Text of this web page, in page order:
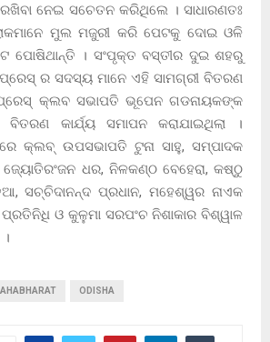
ନେଇ ସଚେତନ କରିଥିଲେ । ସାଧାରଣତଃ
ମୁଲ ମଜୁରୀ କରି ପେଟକୁ ଦୋଇ ଓଳି
ପୋଷିଥାନ୍ତି । ସଂପୃକ୍ତ ବସ୍ତୀର ଦୁଇ ଶହରୁ
ର ସଦସ୍ୟ ମାନେ ଏହି ସାମଗ୍ରୀ ବିତରଣ
କ୍ଲବ ସଭାପତି ଭୂପେନ ଗଡନାୟକଙ୍କ
କାର୍ଯ୍ୟ ସମାପନ କରାଯାଇଥିଲା ।
କ୍ଲବ୍ ଉପସଭାପତି ଟୁନା ସାହୁ, ସମ୍ପାଦକ
ଧର, ନିଳକଣ୍ଠ ବେହେରା, କଷ୍ଠୁ
ସଚ୍ଚିଦାନନ୍ଦ ପ୍ରଧାନ, ମହେଶ୍ୱର ନାଏକ
ଓ କୁଳୁମା ସରପଂଚ ନିଶାକାର ବିଶ୍ୱାଳ
ODISHA